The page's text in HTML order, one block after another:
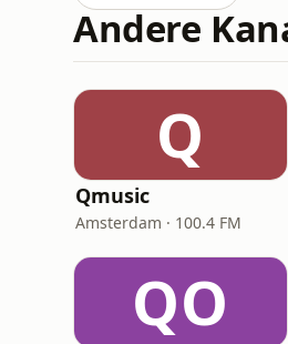
Andere
Q
Qmusic
Amsterdam · 100.4 FM
QO